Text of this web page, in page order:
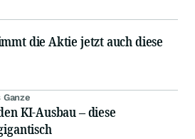
die Aktie jetzt auch diese
KI-Ausbau – diese